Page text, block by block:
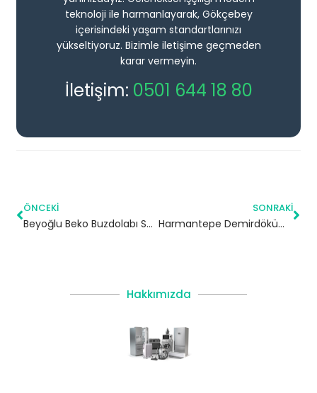
teknoloji ile harmanlayarak, Gökçebey
içerisindeki yaşam standartlarınızı
yükseltiyoruz. Bizimle iletişime geçmeden
karar vermeyin.
İletişim: 0501 644 18 80
ÖNCEKI
Beyoğlu Beko Buzdolabı Servisi – 7/24 Teknik Servis
SONRAKI
Harmantepe Demirdöküm Kombi Servisi – Kâğıthane Yetkili Servis
Hakkımızda